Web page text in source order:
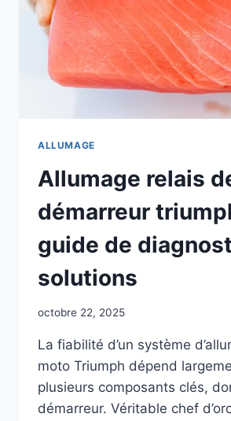
ALLUMAGE
Allumage relais
démarreur
guide de
solutions
octobre 22, 2025
La fiabilité d’un système
moto Triumph dépend
plusieurs composants clés,
démarreur. Véritable chef